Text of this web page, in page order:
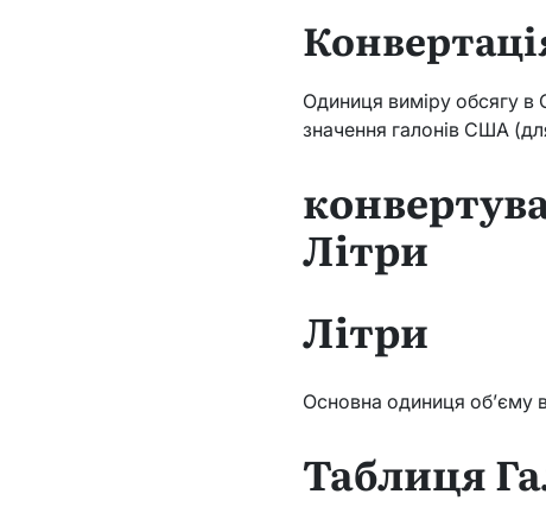
Одиниця виміру обсягу в
значення галонів США
Літри
Літри
Основна одиниця об’єму
Таблиця